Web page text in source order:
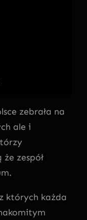
zebrała na
ale i
zespół
których każda